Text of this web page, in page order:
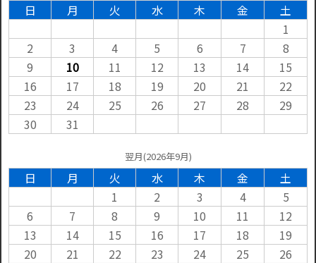
日 月 火 水 木 金
土
1
2
3 4 5 6 7
8
9
10 11 12 13 14
15
16
17 18 19 20 21
22
23
24 25 26 27 28
29
30
31
翌月(2026年9月)
日 月 火 水 木 金
土
1
2 3 4
5
6
7 8 9 10 11
12
13
14 15 16 17 18
19
20
21 22 23 24 25
26